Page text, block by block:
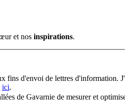
et nos inspirations.
fins d'envoi de lettres d'information.
ici.
de Gavarnie de mesurer et